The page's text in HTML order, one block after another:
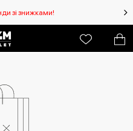
зі знижками!